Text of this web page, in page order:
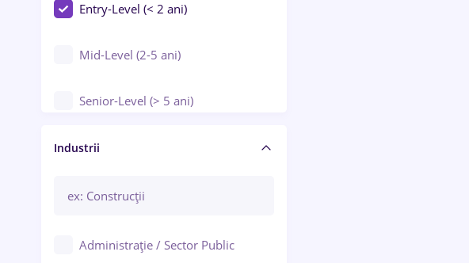
Entry-Level (< 2 ani)
Mid-Level (2-5 ani)
Senior-Level (> 5 ani)
Manager / Executiv
Industrii
Administrație / Sector Public